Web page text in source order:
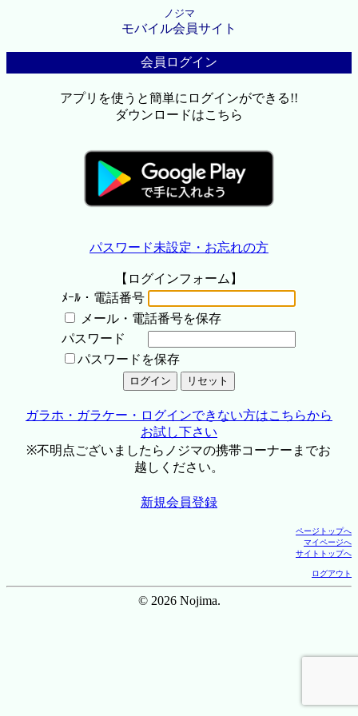
ノジマ
モバイル会員サイト
会員ログイン
アプリを使うと簡単にログインができる!!
ダウンロードはこちら
パスワード未設定・お忘れの方
【ログインフォーム】
ﾒｰﾙ・電話番号
メール・電話番号を保存
パスワード
パスワードを保存
ガラホ・ガラケー・ログインできない方はこちらから
お試し下さい
※不明点ございましたらノジマの携帯コーナーまでお
越しください。
新規会員登録
ページトップへ
マイページへ
サイトトップへ
ログアウト
© 2026 Nojima.